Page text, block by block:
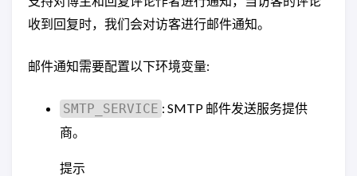
收到回复时，我们会对访客进行邮件通知。
邮件通知需要配置以下环境变量:
SMTP_SERVICE : SMTP 邮件发送服务提供
商。
提示